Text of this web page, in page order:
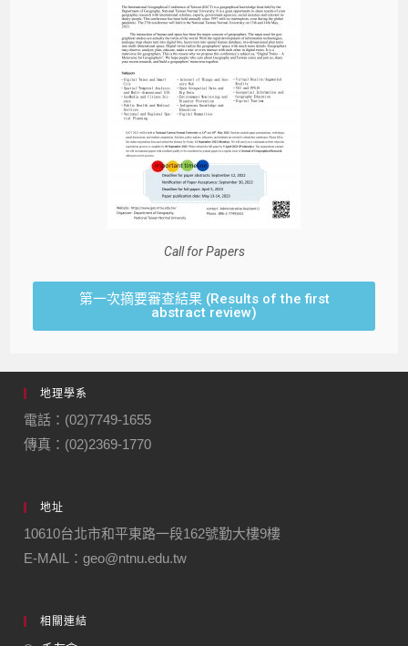
Call for Papers
第一次摘要審查結果 (Results of the first
abstract review)
地理學系
電話：(02)7749-1655
傳真：(02)2369-1770
地址
10610台北市和平東路一段162號勤大樓9樓
E-MAIL：geo@ntnu.edu.tw
相關連結